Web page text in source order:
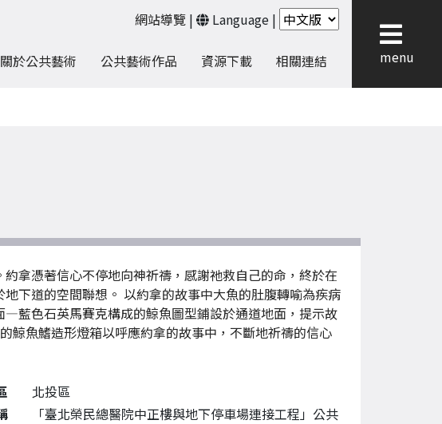
網站導覽 | Language |
關於公共藝術 公共藝術作品 資源下載 相關連結 menu
拿憑著信心不停地向神祈禱，感謝祂救自己的命，終於在
下道的空間聯想。 以約拿的故事中大魚的肚腹轉喻為疾病
藍色石英馬賽克構成的鯨魚圖型鋪設於通道地面，提示故
魚鰭造形燈箱以呼應約拿的故事中，不斷地祈禱的信心
料 北投區
「臺北榮民總醫院中正樓與地下停車場連接工程」公共